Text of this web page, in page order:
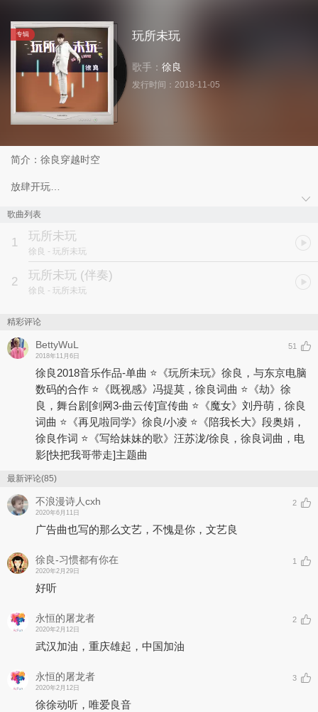
专辑 玩所未玩
歌手： 徐良
发行时间： 2018-11-05
简介：徐良穿越时空
放肆开玩
全新单曲 玩所未玩
全能唱作歌手徐良为11.11京东电脑数码创作了主题曲《玩所未
玩》，诙谐又热血的摇滚风格，装载了80、90后们满满的年少回
忆。
从伴随我们成长的随身听、反恐精英、VCD、粤语电影、浩南、山
鸡……一直唱到智能手表、吃鸡、VR眼镜、降噪耳机这些当代的爆
款商品，徐良对数码产品在生活中的变化观察细微，并写进了《玩所
未玩》这首歌。正是这些一代又一代不断推陈出新的数码产品，丰富
了我们的娱乐生活，也凝练了我们宝贵的人生记忆，每个时代总有你
玩所未玩的数码新品，你会和徐良一起放肆开玩吗？
歌曲列表
1 玩所未玩
徐良 - 玩所未玩
2 玩所未玩 (伴奏)
徐良 - 玩所未玩
精彩评论
BettyWuL
2018年11月6日
51
徐良2018音乐作品-单曲 ⭐《玩所未玩》徐良，与东京电脑
数码的合作 ⭐《既视感》冯提莫，徐良词曲 ⭐《劫》徐
良，舞台剧[剑网3-曲云传]宣传曲 ⭐《魔女》刘丹萌，徐良
词曲 ⭐《再见啦同学》徐良/小凌 ⭐《陪我长大》段奥娟，
徐良作词 ⭐《写给妹妹的歌》汪苏泷/徐良，徐良词曲，电
影[快把我哥带走]主题曲
最新评论(85)
不浪漫诗人cxh
2020年6月11日
2
广告曲也写的那么文艺，不愧是你，文艺良
徐良-习惯都有你在
2020年2月29日
1
好听
永恒的屠龙者
2020年2月12日
2
武汉加油，重庆雄起，中国加油
永恒的屠龙者
2020年2月12日
3
徐徐动听，唯爱良音